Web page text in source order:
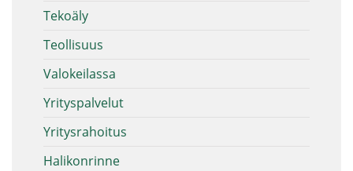
Tekoäly
Teollisuus
Valokeilassa
Yrityspalvelut
Yritysrahoitus
Halikonrinne